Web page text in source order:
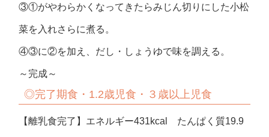
③①がやわらかくなってきたらみじん切りにした小松
菜を入れさらに煮る。
④③に②を加え、だし・しょうゆで味を調える。
～完成～
◎完了期食・1.2歳児食・３歳以上児食
【離乳食完了】エネルギー431kcal たんぱく質19.9